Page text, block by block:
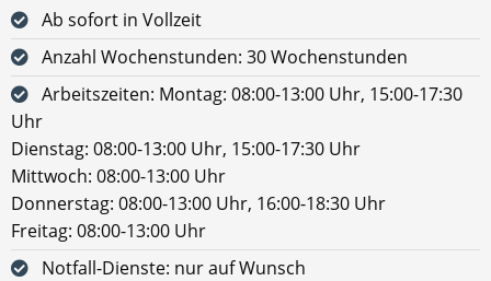
Ab sofort in Vollzeit
Anzahl Wochenstunden: 30 Wochenstunden
Arbeitszeiten: Montag: 08:00-13:00 Uhr, 15:00-17:30
Uhr
Dienstag: 08:00-13:00 Uhr, 15:00-17:30 Uhr
Mittwoch: 08:00-13:00 Uhr
Donnerstag: 08:00-13:00 Uhr, 16:00-18:30 Uhr
Freitag: 08:00-13:00 Uhr
Notfall-Dienste: nur auf Wunsch